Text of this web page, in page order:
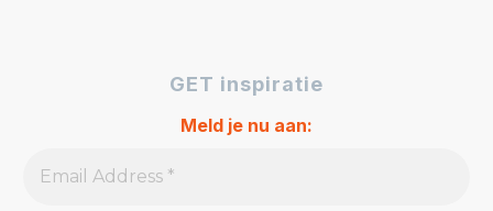
GET inspiratie
Meld je nu aan: